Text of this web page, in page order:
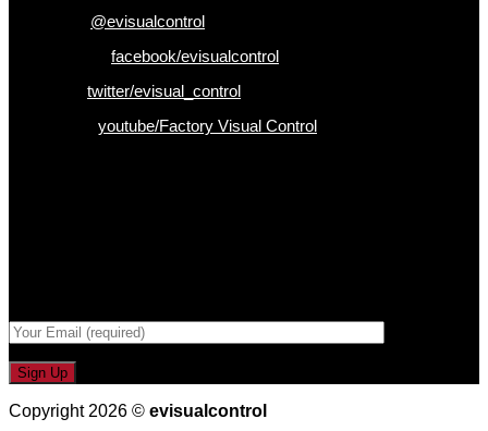
@evisualcontrol
facebook/evisualcontrol
twitter/evisual_control
youtube/Factory Visual Control
Copyright 2026 © evisualcontrol